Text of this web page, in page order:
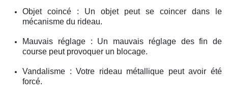
Objet coincé : Un objet peut se coincer dans le
mécanisme du rideau.
Mauvais réglage : Un mauvais réglage des fin de
course peut provoquer un blocage.
Vandalisme : Votre rideau métallique peut avoir été
forcé.